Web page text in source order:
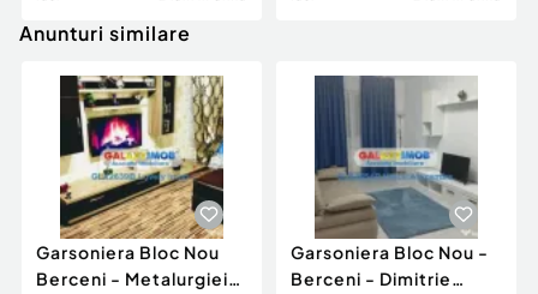
Anunturi similare
Garsoniera Bloc Nou
Berceni - Metalurgiei
Garsoniera Bloc Nou -
Berceni - Dimitrie